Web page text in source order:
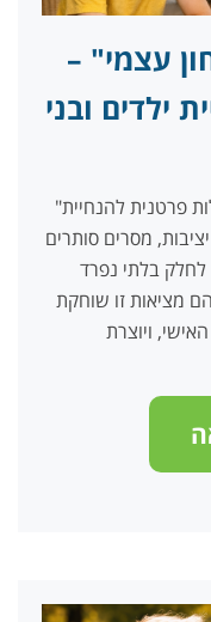
עצמי" –
ילדים ובני
"מסע הצעדים לביטחון עצמי" - פעילות פרטנית להנחיית
מסרים סותרים
בלתי נפרד
מציאות זו שוחקת
ויוצרת